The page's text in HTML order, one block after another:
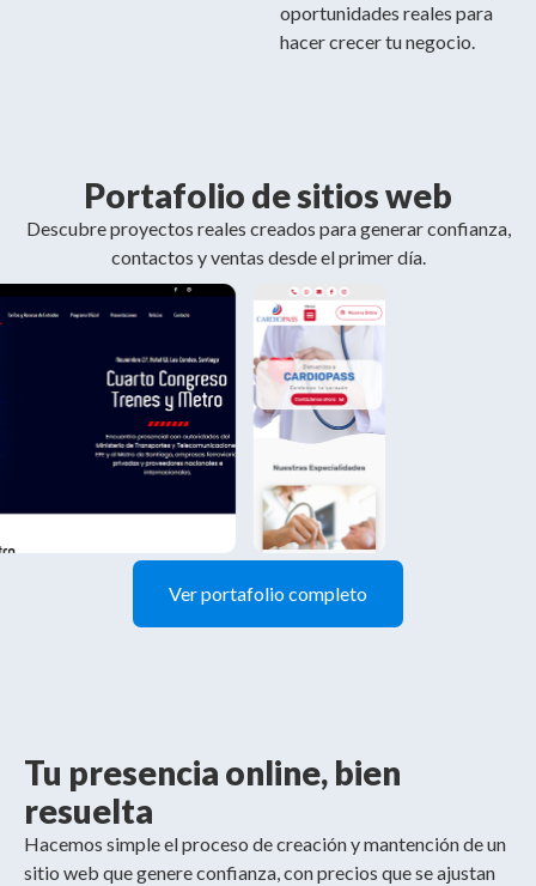
oportunidades reales para
hacer crecer tu negocio.
Portafolio de sitios web
Descubre proyectos reales creados para generar confianza,
contactos y ventas desde el primer día.
Ver portafolio completo
Tu presencia online, bien
resuelta
Hacemos simple el proceso de creación y mantención de un
sitio web que genere confianza, con precios que se ajustan